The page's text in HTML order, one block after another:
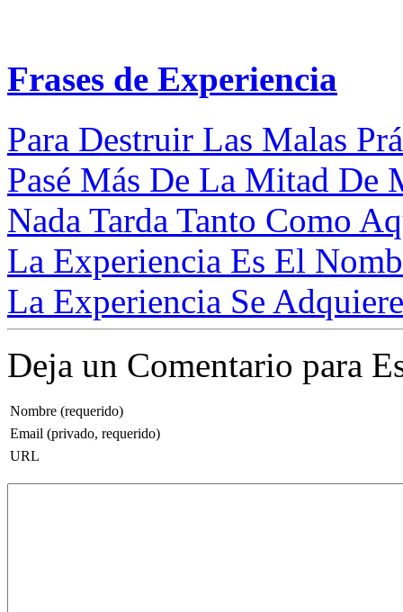
Frases de Experiencia
Para Destruir Las Malas
Pasé Más De La Mitad De
Nada Tarda Tanto Como
La Experiencia Es El
La Experiencia Se
Deja un Comentario para
Nombre (requerido)
Email (privado, requerido)
URL